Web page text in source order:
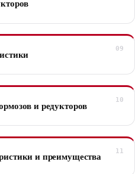
и редукторов
и преимущества